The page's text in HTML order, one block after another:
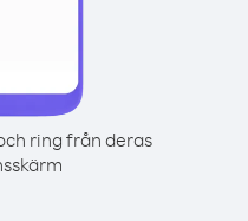
ring från deras